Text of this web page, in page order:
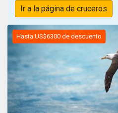
Ir a la página de cruceros
Hasta US$6300 de descuento